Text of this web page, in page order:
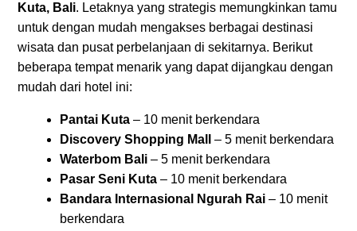
Kuta, Bali. Letaknya yang strategis memungkinkan tamu
untuk dengan mudah mengakses berbagai destinasi
wisata dan pusat perbelanjaan di sekitarnya. Berikut
beberapa tempat menarik yang dapat dijangkau dengan
mudah dari hotel ini:
Pantai Kuta– 10 menit berkendara
Discovery Shopping Mall
– 5 menit berkendara
Waterbom Bali– 5 menit berkendara
Pasar Seni Kuta– 10 menit berkendara
Bandara Internasional Ngurah Rai– 10 menit
berkendara